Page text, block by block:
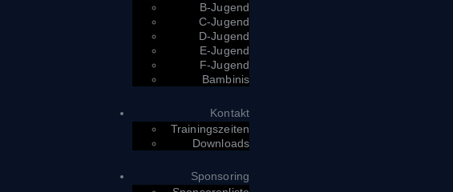
B-Jugend
C-Jugend
D-Jugend
E-Jugend
F-Jugend
Bambinis
Kontakt
Trainingszeiten
Downloads
Sponsoring